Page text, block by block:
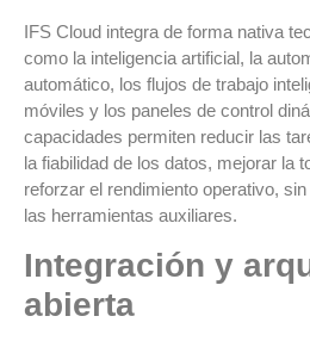
IFS Cloud integra de forma nativa
como la inteligencia artificial, la
automático, los flujos de trabajo
móviles y los paneles de control
capacidades permiten reducir las
la fiabilidad de los datos, mejorar la
reforzar el rendimiento operativo,
las herramientas auxiliares.
Integración y
abierta